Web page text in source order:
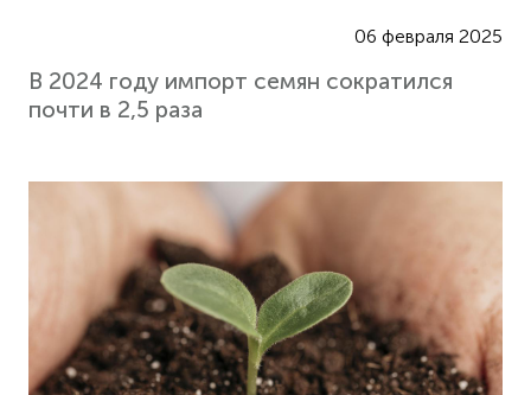
06 февраля 2025
В 2024 году импорт семян сократился
почти в 2,5 раза